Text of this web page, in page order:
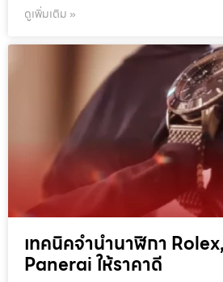
ดูเพิ่มเติม »
เทคนิคจำนำนาฬิกา
Panerai ให้ราคาดี